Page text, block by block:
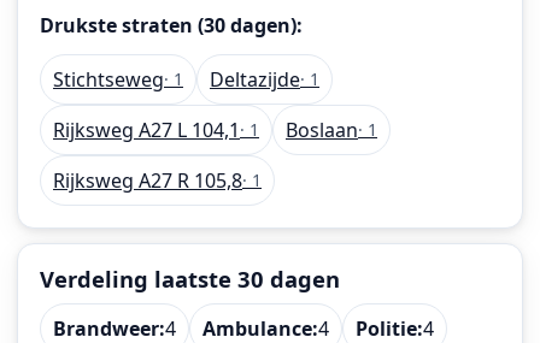
Drukste straten (30 dagen):
Stichtseweg· 1 Deltazijde· 1
Rijksweg A27 L 104,1 · 1 Boslaan· 1
Rijksweg A27 R 105,8· 1
Verdeling laatste 30 dagen
Brandweer:4 Ambulance:4 Politie:4